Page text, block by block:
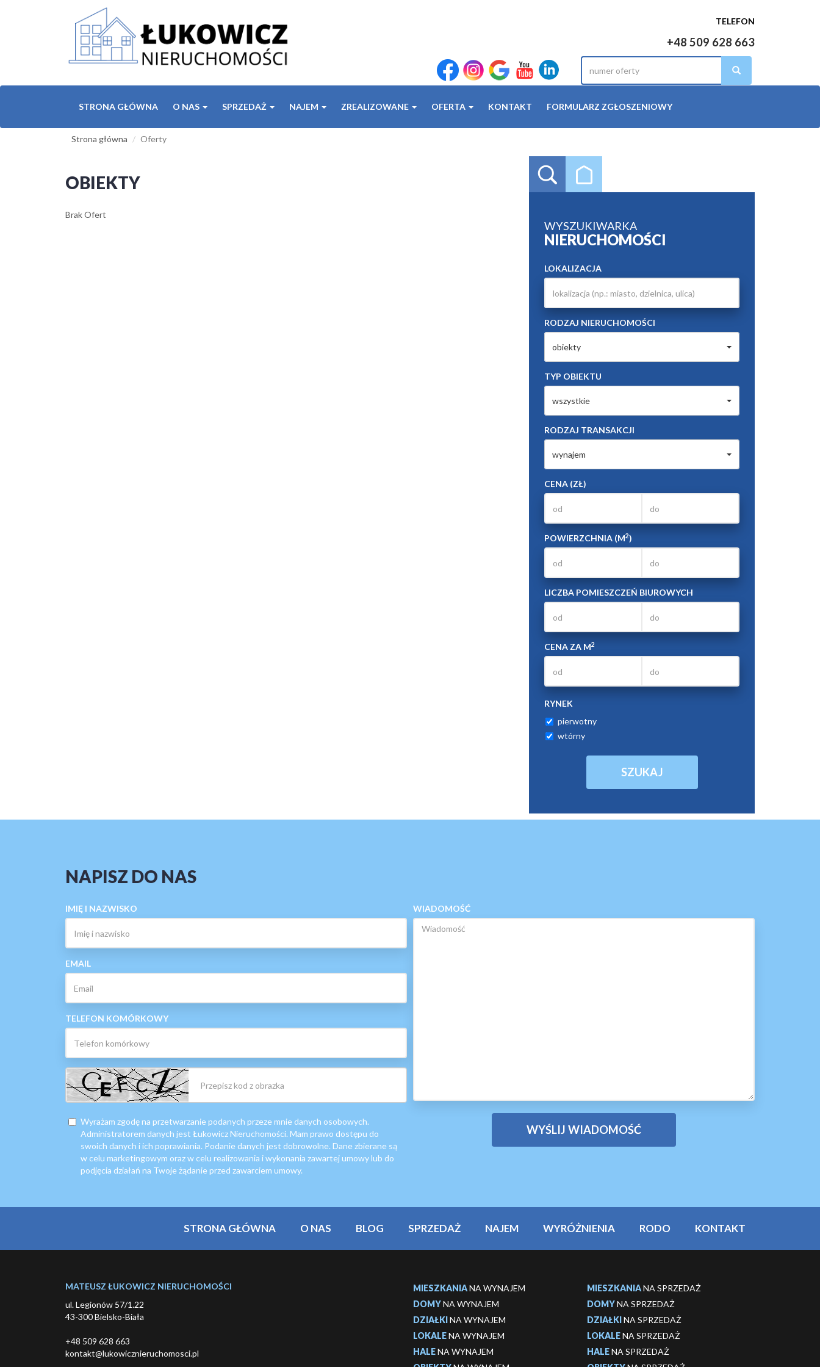
TELEFON
+48 509 628 663
STRONA GŁÓWNA O NAS SPRZEDAŻ NAJEM ZREALIZOWANE OFERTA KONTAKT FORMULARZ ZGŁOSZENIOWY
Strona główna Oferty
WYSZUKIWARKA
NIERUCHOMOŚCI
LOKALIZACJA
RODZAJ NIERUCHOMOŚCI
obiekty
TYP OBIEKTU
wszystkie
RODZAJ TRANSAKCJI
wynajem
CENA (ZŁ)
POWIERZCHNIA (M2)
LICZBA POMIESZCZEŃ BIUROWYCH
CENA ZA M2
RYNEK
pierwotny
wtórny
OBIEKTY
Brak Ofert
NAPISZ DO NAS
IMIĘ I NAZWISKO
EMAIL
TELEFON KOMÓRKOWY
Wyrażam zgodę na przetwarzanie podanych przeze mnie danych osobowych.
Administratorem danych jest Łukowicz Nieruchomości. Mam prawo dostępu do
swoich danych i ich poprawiania. Podanie danych jest dobrowolne. Dane zbierane są
w celu marketingowym oraz w celu realizowania i wykonania zawartej umowy lub do
podjęcia działań na Twoje żądanie przed zawarciem umowy.
WIADOMOŚĆ
STRONA GŁÓWNA O NAS BLOG SPRZEDAŻ NAJEM WYRÓŻNIENIA RODO KONTAKT
MATEUSZ ŁUKOWICZ NIERUCHOMOŚCI
ul. Legionów 57/1.22
43-300 Bielsko-Biała
+48 509 628 663
kontakt@lukowicznieruchomosci.pl
MIESZKANIANA WYNAJEM
DOMYNA WYNAJEM
DZIAŁKINA WYNAJEM
LOKALENA WYNAJEM
HALENA WYNAJEM
MIESZKANIANA SPRZEDAŻ
DOMYNA SPRZEDAŻ
DZIAŁKINA SPRZEDAŻ
LOKALENA SPRZEDAŻ
HALENA SPRZEDAŻ